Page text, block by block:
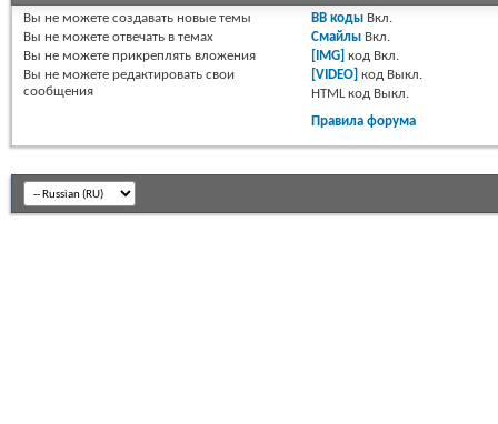
Вы не можете создавать новые темы
Вы не можете отвечать в темах
Вы не можете прикреплять вложения
Вы не можете редактировать свои
сообщения
BB коды Вкл.
Смайлы Вкл.
[IMG] код Вкл.
[VIDEO] код Выкл.
HTML код Выкл.
Правила форума